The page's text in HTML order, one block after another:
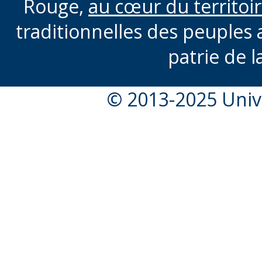
Rouge, au cœur du
traditionnelles des peuples
patrie de
© 2013-2025